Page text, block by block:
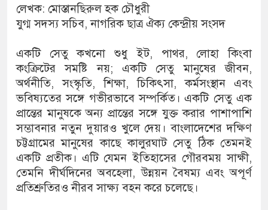
লেখক: মোস্তানছিরুল হক চৌধুরী
যুগ্ম সদস্য সচিব, নাগরিক ছাত্র ঐক্য কেন্দ্রীয় সংসদ
একটি সেতু কখনো শুধু ইট, পাথর, লোহা কিংবা
কংক্রিটের সমষ্টি নয়; একটি সেতু মানুষের জীবন,
অর্থনীতি, সংস্কৃতি, শিক্ষা, চিকিৎসা, কর্মসংস্থান এবং
ভবিষ্যতের সঙ্গে গভীরভাবে সম্পর্কিত। একটি সেতু এক
প্রান্তের মানুষকে অন্য প্রান্তের সঙ্গে যুক্ত করার পাশাপাশি
সম্ভাবনার নতুন দুয়ারও খুলে দেয়। বাংলাদেশের দক্ষিণ
চট্টগ্রামের মানুষের কাছে কালুরঘাট সেতু ঠিক তেমনই
একটি প্রতীক। এটি যেমন ইতিহাসের গৌরবময় সাক্ষী,
তেমনি দীর্ঘদিনের অবহেলা, উন্নয়ন বৈষম্য এবং অপূর্ণ
প্রতিশ্রুতিরও নীরব সাক্ষ্য বহন করে চলেছে।